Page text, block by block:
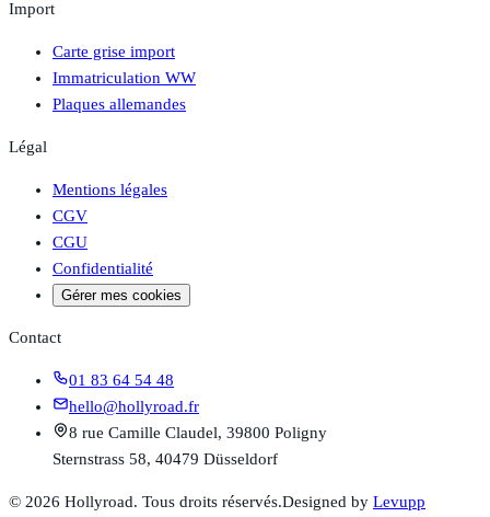
Import
Carte grise import
Immatriculation WW
Plaques allemandes
Légal
Mentions légales
CGV
CGU
Confidentialité
Gérer mes cookies
Contact
01 83 64 54 48
hello@hollyroad.fr
8 rue Camille Claudel, 39800 Poligny
Sternstrass 58, 40479 Düsseldorf
© 2026 Hollyroad. Tous droits réservés.Designed by Levupp